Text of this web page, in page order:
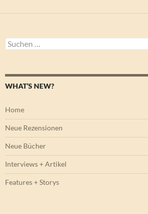
Suchen
nach:
WHAT’S NEW?
Home
Neue Rezensionen
Neue Bücher
Interviews + Artikel
Features + Storys